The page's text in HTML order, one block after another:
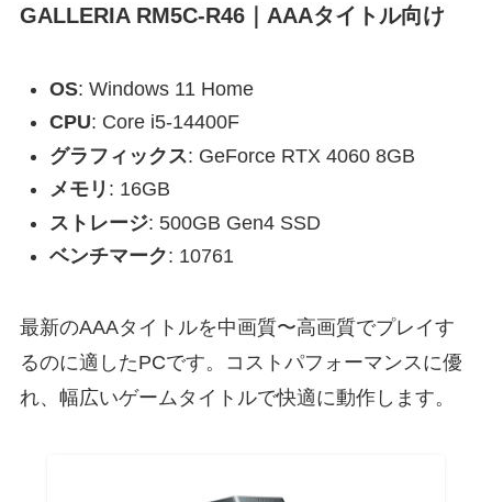
GALLERIA RM5C-R46｜AAAタイトル向け
OS: Windows 11 Home
CPU: Core i5-14400F
グラフィックス: GeForce RTX 4060 8GB
メモリ : 16GB
ストレージ: 500GB Gen4 SSD
ベンチマーク: 10761
最新のAAAタイトルを中画質〜高画質でプレイす
るのに適したPCです。コストパフォーマンスに優
れ、幅広いゲームタイトルで快適に動作します。